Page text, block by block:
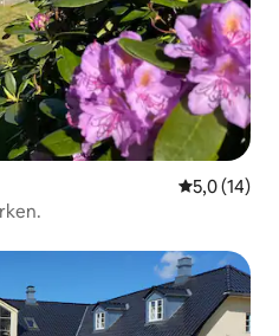
Просечна
5,0 (14)
на гостите“